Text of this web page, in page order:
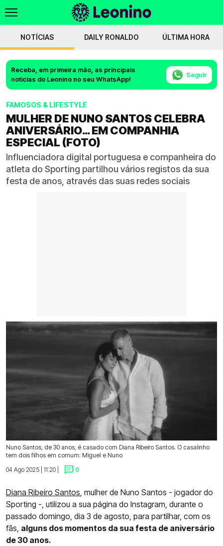
NOTÍCIAS DAILY RONALDO ÚLTIMA HORA
Receba, em primeira mão, as principais
notícias do Leonino no seu WhatsApp!
Seguir
FAMOSOS & LIFESTYLE
MULHER DE NUNO SANTOS CELEBRA
ANIVERSÁRIO… EM COMPANHIA
ESPECIAL (FOTO)
Influenciadora digital portuguesa e companheira do
atleta do Sporting partilhou vários registos da sua
festa de anos, através das suas redes sociais
Nuno Santos, de 30 anos, é casado com Diana Ribeiro Santos. O casalinho
tem dois filhos em comum: Miguel e Nuno
04 Ago 2025 | 11:20 |
0
Diana Ribeiro Santos, mulher de Nuno Santos - jogador do
Sporting -, utilizou a sua página do Instagram, durante o
passado domingo, dia 3 de agosto, para partilhar, com os
fãs, alguns dos momentos da sua festa de aniversário
de 30 anos.